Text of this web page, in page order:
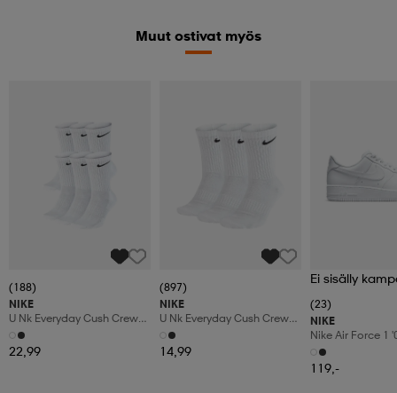
Muut ostivat myös
(188)
NIKE
U Nk Everyday Cush Crew
6pr-Bd
22,99
(897)
NIKE
U Nk Everyday Cush Crew
3pr
14,99
Ei sisälly
(23)
NIKE
Nike Air Force 1
Shoes
119,-